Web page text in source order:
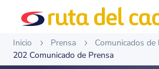
Inicio 5 Prensa 5 Comunicados de
202 Comunicado de Prensa